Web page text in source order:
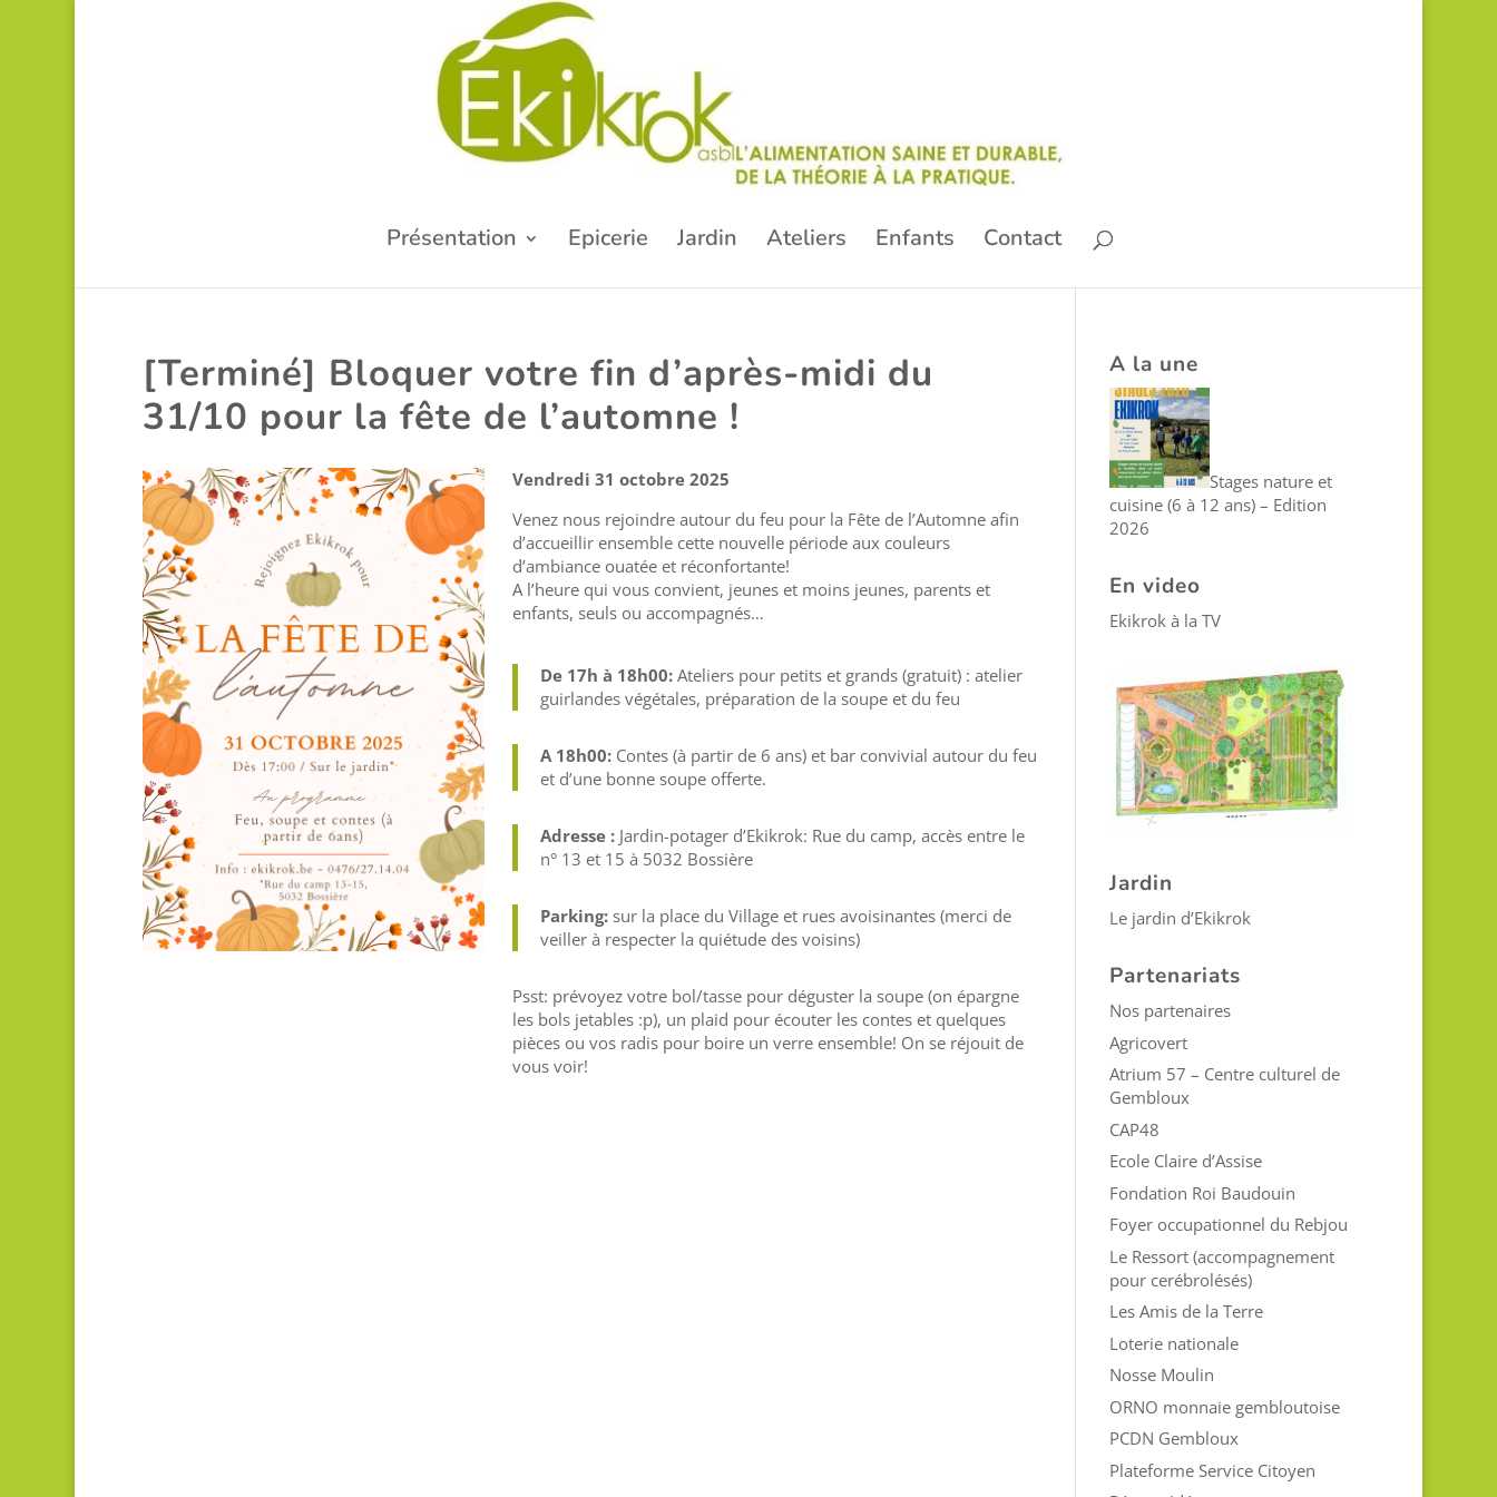
Présentation Epicerie Jardin Ateliers Enfants Contact
[Terminé] Bloquer votre fin d’après-midi du
31/10 pour la fête de l’automne !
Vendredi 31 octobre 2025
Venez nous rejoindre autour du feu pour la Fête de l’Automne afin
d’accueillir ensemble cette nouvelle période aux couleurs
d’ambiance ouatée et réconfortante!
A l’heure qui vous convient, jeunes et moins jeunes, parents et
enfants, seuls ou accompagnés…
De 17h à 18h00:Ateliers pour petits et grands (gratuit) : atelier
guirlandes végétales, préparation de la soupe et du feu
A 18h00:Contes (à partir de 6 ans) et bar convivial autour du feu
et d’une bonne soupe offerte.
Adresse :Jardin-potager d’Ekikrok: Rue du camp, accès entre le
n° 13 et 15 à 5032 Bossière
Parking:sur la place du Village et rues avoisinantes (merci de
veiller à respecter la quiétude des voisins)
Psst: prévoyez votre bol/tasse pour déguster la soupe (on épargne
les bols jetables :p), un plaid pour écouter les contes et quelques
pièces ou vos radis pour boire un verre ensemble! On se réjouit de
vous voir!
A la une
Stages nature et
cuisine (6 à 12 ans) – Edition
2026
En video
Ekikrok à la TV
Jardin
Le jardin d’Ekikrok
Partenariats
Nos partenaires
Agricovert
Atrium 57 – Centre culturel de
Gembloux
CAP48
Ecole Claire d’Assise
Fondation Roi Baudouin
Foyer occupationnel du Rebjou
Le Ressort (accompagnement
pour cerébrolésés)
Les Amis de la Terre
Loterie nationale
Nosse Moulin
ORNO monnaie gembloutoise
PCDN Gembloux
Plateforme Service Citoyen